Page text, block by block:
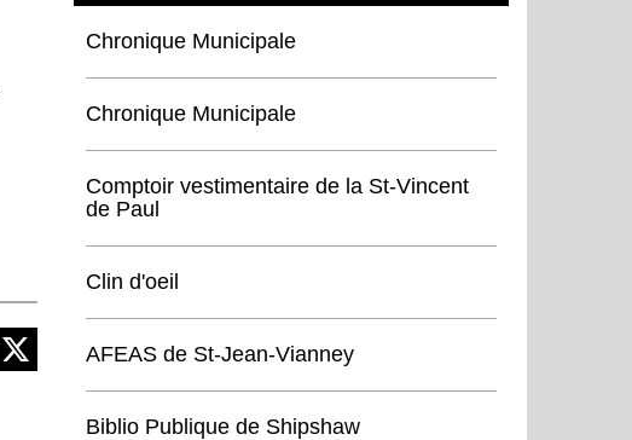
Chronique Municipale
Chronique Municipale
Comptoir vestimentaire de la St-Vincent
de Paul
Clin d'oeil
AFEAS de St-Jean-Vianney
Biblio Publique de Shipshaw